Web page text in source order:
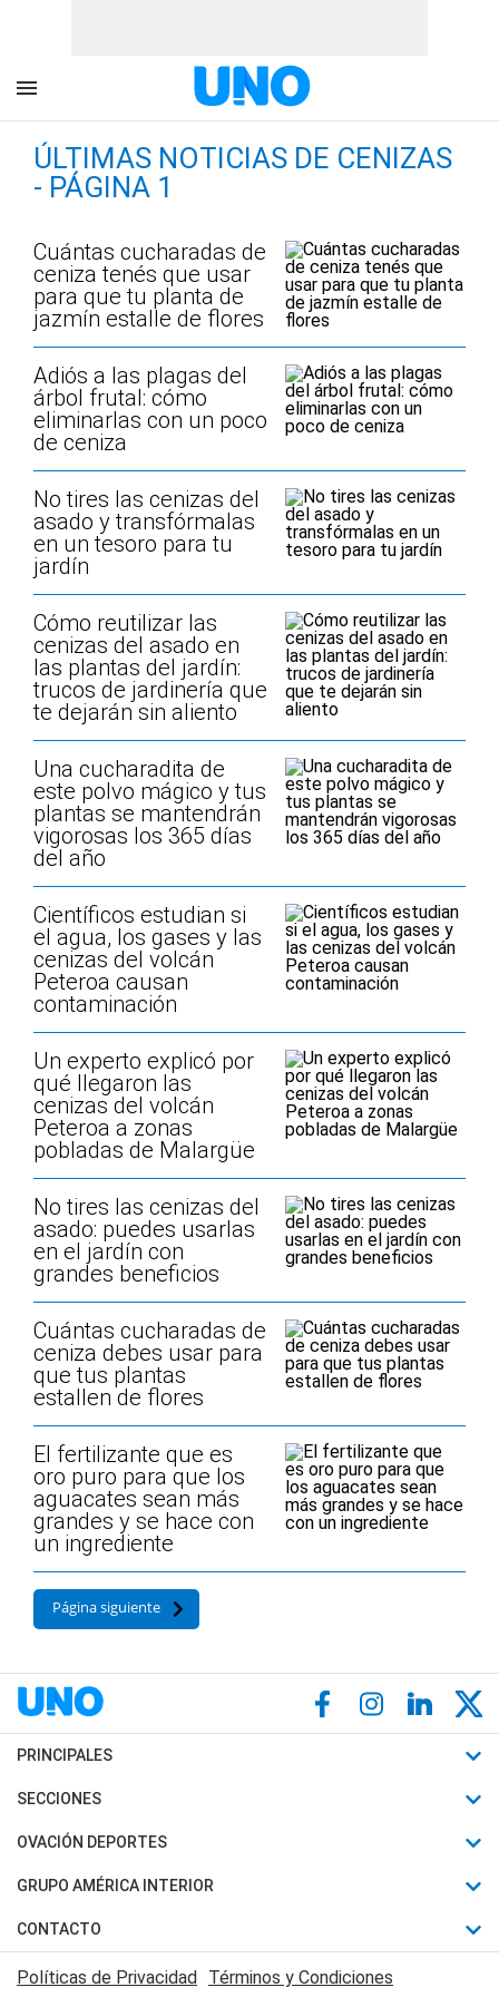
ÚLTIMAS NOTICIAS DE CENIZAS
- PÁGINA 1
Cuántas cucharadas de
ceniza tenés que usar
para que tu planta de
jazmín estalle de flores
Adiós a las plagas del
árbol frutal: cómo
eliminarlas con un poco
de ceniza
No tires las cenizas del
asado y transfórmalas
en un tesoro para tu
jardín
Cómo reutilizar las
cenizas del asado en
las plantas del jardín:
trucos de jardinería que
te dejarán sin aliento
Una cucharadita de
este polvo mágico y tus
plantas se mantendrán
vigorosas los 365 días
del año
Científicos estudian si
el agua, los gases y las
cenizas del volcán
Peteroa causan
contaminación
Un experto explicó por
qué llegaron las
cenizas del volcán
Peteroa a zonas
pobladas de Malargüe
No tires las cenizas del
asado: puedes usarlas
en el jardín con
grandes beneficios
Cuántas cucharadas de
ceniza debes usar para
que tus plantas
estallen de flores
El fertilizante que es
oro puro para que los
aguacates sean más
grandes y se hace con
un ingrediente
Página siguiente
PRINCIPALES
Últimas Noticias
Política
Judiciales
Economia
SECCIONES
Horóscopo
Motores
Trucos caseros
Series y Películas
OVACIÓN DEPORTES
Fútbol
Mundial
Automovilismo
Rugby
GRUPO AMÉRICA INTERIOR
Canal 7 en Vivo
CONTACTO
Acerca de Nosotros
Políticas de Privacidad Términos y Condiciones